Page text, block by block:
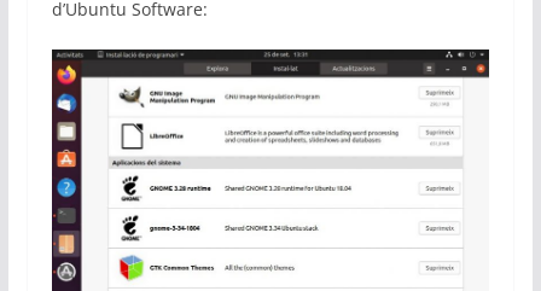
d’Ubuntu Software: